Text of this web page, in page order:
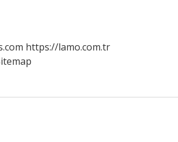
https://lamo.com.tr